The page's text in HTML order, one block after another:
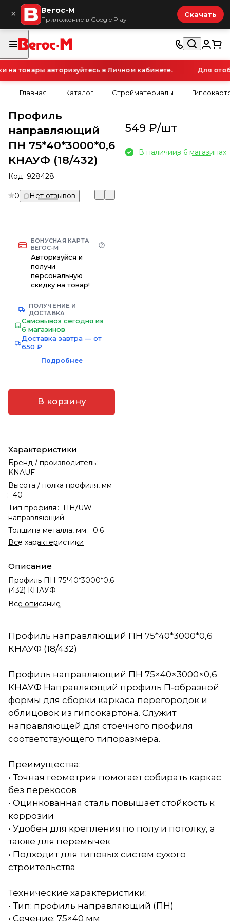
× Вегос-М
Приложение в Google Play
Скачать
товары авторизуйтесь в Личном кабинете. Для
Главная Каталог Стройматериалы
Профиль
направляющий
ПН 75*40*3000*0,6
КНАУФ (18/432)
Код: 928428
0 Нет отзывов
БОНУСНАЯ КАРТА
ВЕГОС-М
Авторизуйся и
получи
персональную
скидку на товар!
ПОЛУЧЕНИЕ И
ДОСТАВКА
Самовывоз сегодня из
6 магазинов
Доставка завтра — от
650 ₽
Подробнее
В корзину
Характеристики
Бренд / производитель:
KNAUF
Высота / полка профиля, мм
: 40
Тип профиля : ПН/UW
направляющий
Толщина металла, мм : 0.6
Все характеристики
Описание
Профиль ПН 75*40*3000*0,6
(432) КНАУФ
Все описание
549 ₽/шт
В наличиив 6 магазинах
Профиль направляющий ПН 75*40*3000*0,6
КНАУФ (18/432)
Профиль направляющий ПН 75×40×3000×0,6
КНАУФ Направляющий профиль П‑образной
формы для сборки каркаса перегородок и
облицовок из гипсокартона. Служит
направляющей для стоечного профиля
соответствующего типоразмера.
Преимущества:
• Точная геометрия помогает собирать каркас
без перекосов
• Оцинкованная сталь повышает стойкость к
коррозии
• Удобен для крепления по полу и потолку, а
также для перемычек
• Подходит для типовых систем сухого
строительства
Технические характеристики:
• Тип: профиль направляющий (ПН)
• Сечение: 75×40 мм